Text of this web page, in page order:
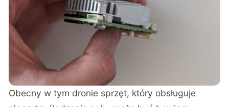
Obecny w tym dronie sprzęt, który obsługuje